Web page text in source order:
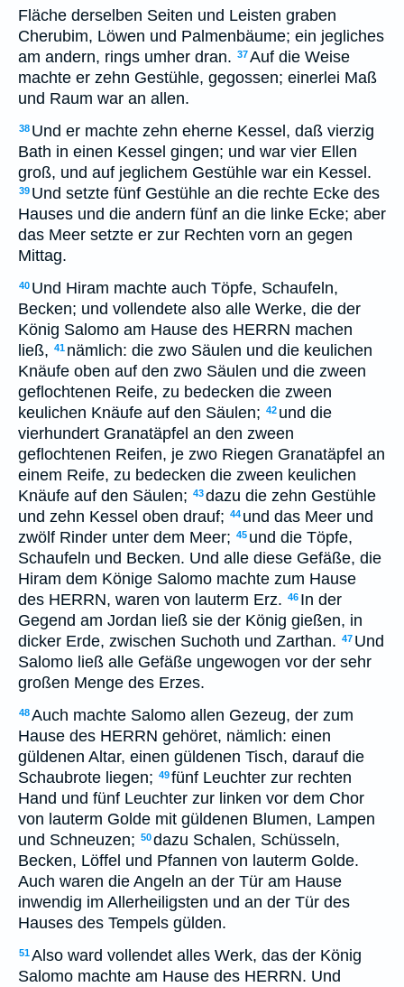
Fläche derselben Seiten und Leisten graben
Cherubim, Löwen und Palmenbäume; ein jegliches
am andern, rings umher dran. 37Auf die Weise
machte er zehn Gestühle, gegossen; einerlei Maß
und Raum war an allen.
38 Und er machte zehn eherne Kessel, daß vierzig
Bath in einen Kessel gingen; und war vier Ellen
groß, und auf jeglichem Gestühle war ein Kessel.
39 Und setzte fünf Gestühle an die rechte Ecke des
Hauses und die andern fünf an die linke Ecke; aber
das Meer setzte er zur Rechten vorn an gegen
Mittag.
40 Und Hiram machte auch Töpfe, Schaufeln,
Becken; und vollendete also alle Werke, die der
König Salomo am Hause des HERRN machen
ließ, 41 nämlich: die zwo Säulen und die keulichen
Knäufe oben auf den zwo Säulen und die zween
geflochtenen Reife, zu bedecken die zween
keulichen Knäufe auf den Säulen; 42 und die
vierhundert Granatäpfel an den zween
geflochtenen Reifen, je zwo Riegen Granatäpfel an
einem Reife, zu bedecken die zween keulichen
Knäufe auf den Säulen; 43dazu die zehn Gestühle
und zehn Kessel oben drauf; 44 und das Meer und
zwölf Rinder unter dem Meer; 45 und die Töpfe,
Schaufeln und Becken. Und alle diese Gefäße, die
Hiram dem Könige Salomo machte zum Hause
des HERRN, waren von lauterm Erz. 46 In der
Gegend am Jordan ließ sie der König gießen, in
dicker Erde, zwischen Suchoth und Zarthan. 47 Und
Salomo ließ alle Gefäße ungewogen vor der sehr
großen Menge des Erzes.
48Auch machte Salomo allen Gezeug, der zum
Hause des HERRN gehöret, nämlich: einen
güldenen Altar, einen güldenen Tisch, darauf die
Schaubrote liegen; 49fünf Leuchter zur rechten
Hand und fünf Leuchter zur linken vor dem Chor
von lauterm Golde mit güldenen Blumen, Lampen
und Schneuzen; 50dazu Schalen, Schüsseln,
Becken, Löffel und Pfannen von lauterm Golde.
Auch waren die Angeln an der Tür am Hause
inwendig im Allerheiligsten und an der Tür des
Hauses des Tempels gülden.
51Also ward vollendet alles Werk, das der König
Salomo machte am Hause des HERRN. Und